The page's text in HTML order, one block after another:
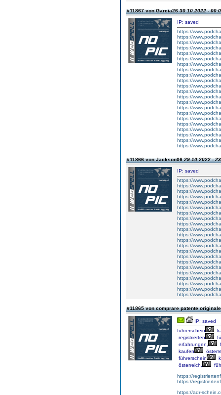
#11867 von Garcia2630.10.2022 -
IP: saved
https://
https://
https://
https://
https://
https://
https://
https://
https://
https://
https://
https://
https://
https://
https://
https://
https://
https://
https://
https://
https://
https://
#11866 von Jackson0629.10.2022 -
IP: saved
https://
https://
https://
https://
https://
https://
https://
https://
https://
https://
https://
https://
https://
https://
https://
https://
https://
https://
https://
https://
https://
https://
#11865 von comprare patente
IP: saved
führerschein
registrierten
erfahrungen,
kaufen
führerschein
österreich,
https://
https://
https://adr-